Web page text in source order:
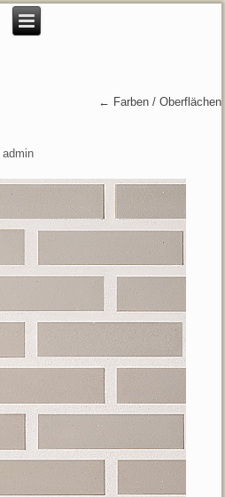
← Farben / Oberflächen
admin